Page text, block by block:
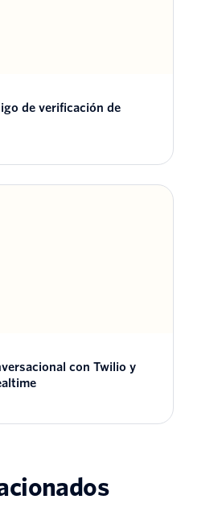
de verificación de
con Twilio y